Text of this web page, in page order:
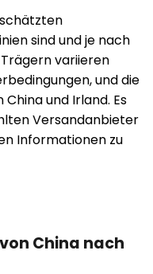
sind und je nach
variieren
und die
und Irland. Es
Versandanbieter
Informationen zu
China nach